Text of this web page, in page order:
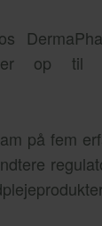
op til
på fem